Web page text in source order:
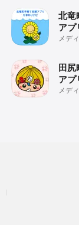
北竜
ア
ナビ
メデ
田尻
ア
子ア
メデ